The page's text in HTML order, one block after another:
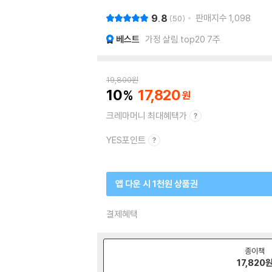
9.8 50 판매지수 1,098
베스트 가정 살림 top20 7주
19,800원
10 17,820
크레마머니 최대혜택가
YES포인트
앱 다운 시 1천원 상품권
결제혜택
종이책
17,820